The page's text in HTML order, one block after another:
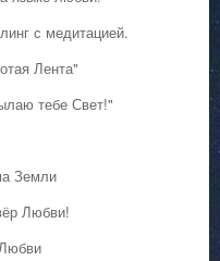
с медитацией.
Лента"
тебе Свет!"
Земли
Любви!